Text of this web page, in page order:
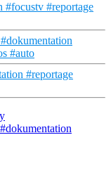
#reportage
#auto
#reportage